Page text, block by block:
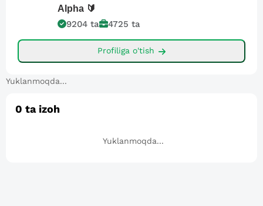
Alpha 🔰
9204 ta 4725 ta
Profiliga o'tish
Yuklanmoqda...
0 ta izoh
Yuklanmoqda...